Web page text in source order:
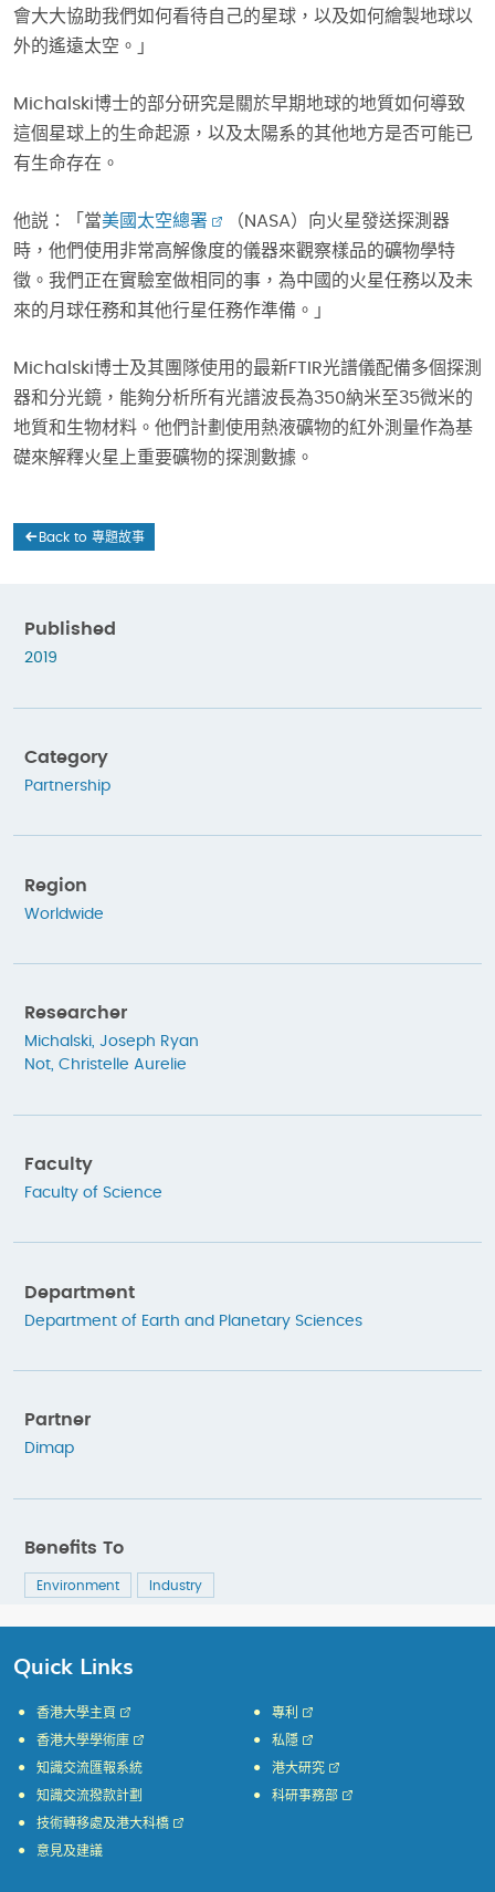
會大大協助我們如何看待自己的星球，以及如何繪製地球以
外的遙遠太空。」
Michalski博士的部分研究是關於早期地球的地質如何導致
這個星球上的生命起源，以及太陽系的其他地方是否可能已
有生命存在。
他説：「當美國太空總署
（NASA）向火星發送探測器
時，他們使用非常高解像度的儀器來觀察樣品的礦物學特
徵。我們正在實驗室做相同的事，為中國的火星任務以及未
來的月球任務和其他行星任務作準備。」
Michalski博士及其團隊使用的最新FTIR光譜儀配備多個探測
器和分光鏡，能夠分析所有光譜波長為350納米至35微米的
地質和生物材料。他們計劃使用熱液礦物的紅外測量作為基
礎來解釋火星上重要礦物的探測數據。
Back to 專題故事
Published
2019
Category
Partnership
Region
Worldwide
Researcher
Michalski, Joseph Ryan
Not, Christelle Aurelie
Faculty
Faculty of Science
Department
Department of Earth and Planetary Sciences
Partner
Dimap
Benefits To
Environment Industry
Quick Links
香港大學主頁
香港大學學術庫
知識交流匯報系統
知識交流撥款計劃
專利
私隱
港大研究
科研事務部
技術轉移處及港大科橋
意見及建議